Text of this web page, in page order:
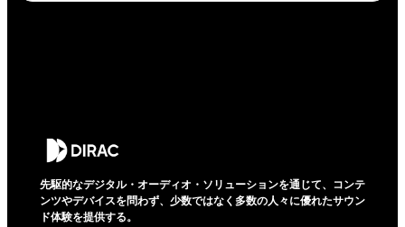
先駆的なデジタル・オーディオ・ソリューションを通じて、コンテ
ンツやデバイスを問わず、少数ではなく多数の人々に優れたサウン
ド体験を提供する。